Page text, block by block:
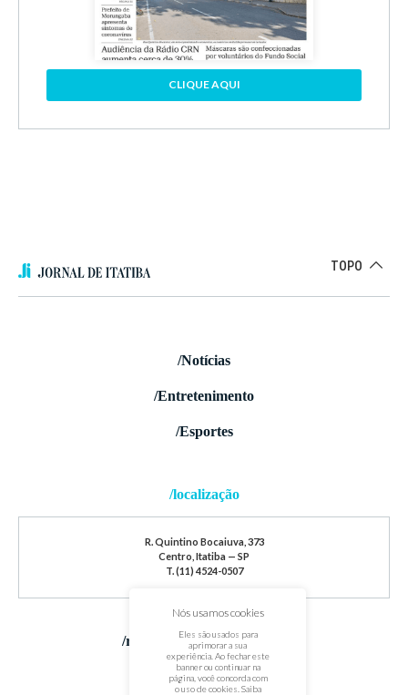
CLIQUE AQUI
TOPO
/Notícias
/Entretenimento
/Esportes
/localização
R. Quintino Bocaiuva, 373
Centro, Itatiba — SP
T. (11) 4524-0507
/redes sociais
Nós usamos cookies
Eles são usados para
aprimorar a sua
experiência. Ao fechar este
banner ou continuar na
página, você concorda com
o uso de cookies. Saiba